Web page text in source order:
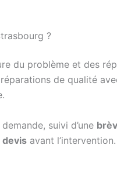
?
du problème et des
de qualité
suivi d’une
devis avant